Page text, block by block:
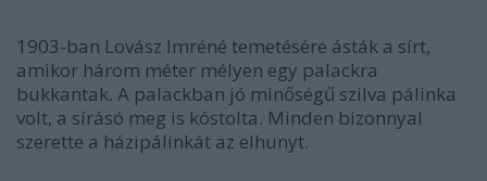
1903-ban Lovász Imréné temetésére ásták a sírt,
amikor három méter mélyen egy palackra
bukkantak. A palackban jó minőségű szilva pálinka
volt, a sírásó meg is kóstolta. Minden bizonnyal
szerette a házipálinkát az elhunyt.